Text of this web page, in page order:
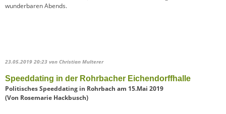
wunderbaren Abends.
23.05.2019 20:23 von Christian Multerer
Speeddating in der Rohrbacher Eichendorffhalle
Politisches Speeddating in Rohrbach am 15.Mai 2019
(Von Rosemarie Hackbusch)